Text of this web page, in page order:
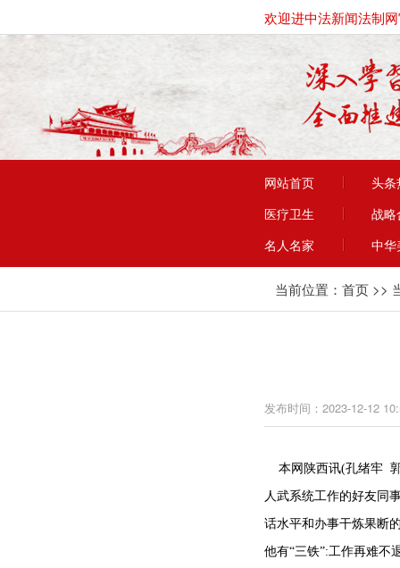
欢迎进中法新闻法制
网站首页
头条
医疗卫生
战略
名人名家
中华
当前位置： 首页 >>
发布时间：2023-12-12
本网陕西讯(孔绪牢 郭
人武系统工作的好友同
话水平和办事干炼果断
他有“三铁”:工作再难不